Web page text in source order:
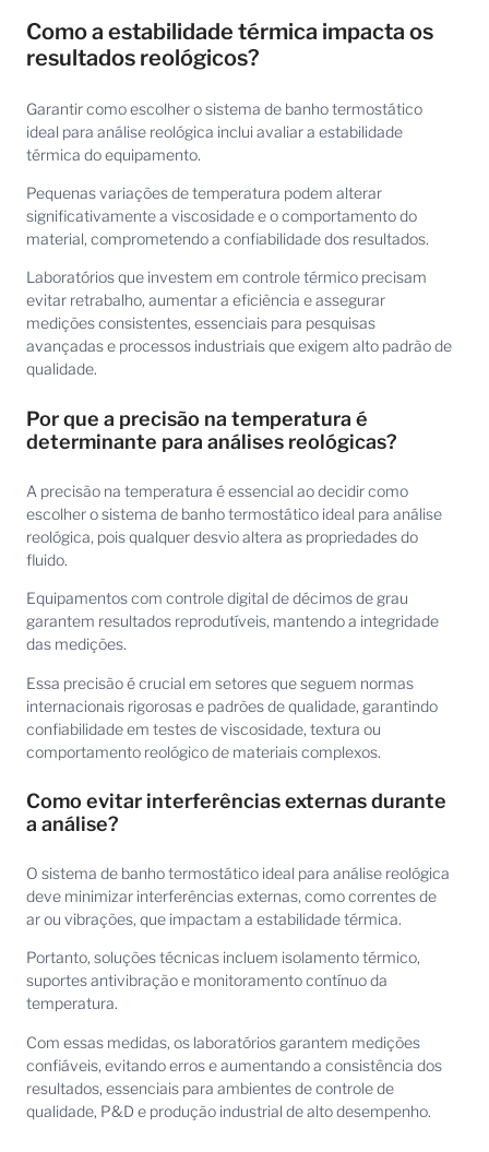
Como a estabilidade térmica impacta os
resultados reológicos?
Garantir como escolher o sistema de banho termostático
ideal para análise reológica inclui avaliar a estabilidade
térmica do equipamento.
Pequenas variações de temperatura podem alterar
significativamente a viscosidade e o comportamento do
material, comprometendo a confiabilidade dos resultados.
Laboratórios que investem em controle térmico precisam
evitar retrabalho, aumentar a eficiência e assegurar
medições consistentes, essenciais para pesquisas
avançadas e processos industriais que exigem alto padrão de
qualidade.
Por que a precisão na temperatura é
determinante para análises reológicas?
A precisão na temperatura é essencial ao decidir como
escolher o sistema de banho termostático ideal para análise
reológica, pois qualquer desvio altera as propriedades do
fluido.
Equipamentos com controle digital de décimos de grau
garantem resultados reprodutíveis, mantendo a integridade
das medições.
Essa precisão é crucial em setores que seguem normas
internacionais rigorosas e padrões de qualidade, garantindo
confiabilidade em testes de viscosidade, textura ou
comportamento reológico de materiais complexos.
Como evitar interferências externas durante
a análise?
O sistema de banho termostático ideal para análise reológica
deve minimizar interferências externas, como correntes de
ar ou vibrações, que impactam a estabilidade térmica.
Portanto, soluções técnicas incluem isolamento térmico,
suportes antivibração e monitoramento contínuo da
temperatura.
Com essas medidas, os laboratórios garantem medições
confiáveis, evitando erros e aumentando a consistência dos
resultados, essenciais para ambientes de controle de
qualidade, P&D e produção industrial de alto desempenho.